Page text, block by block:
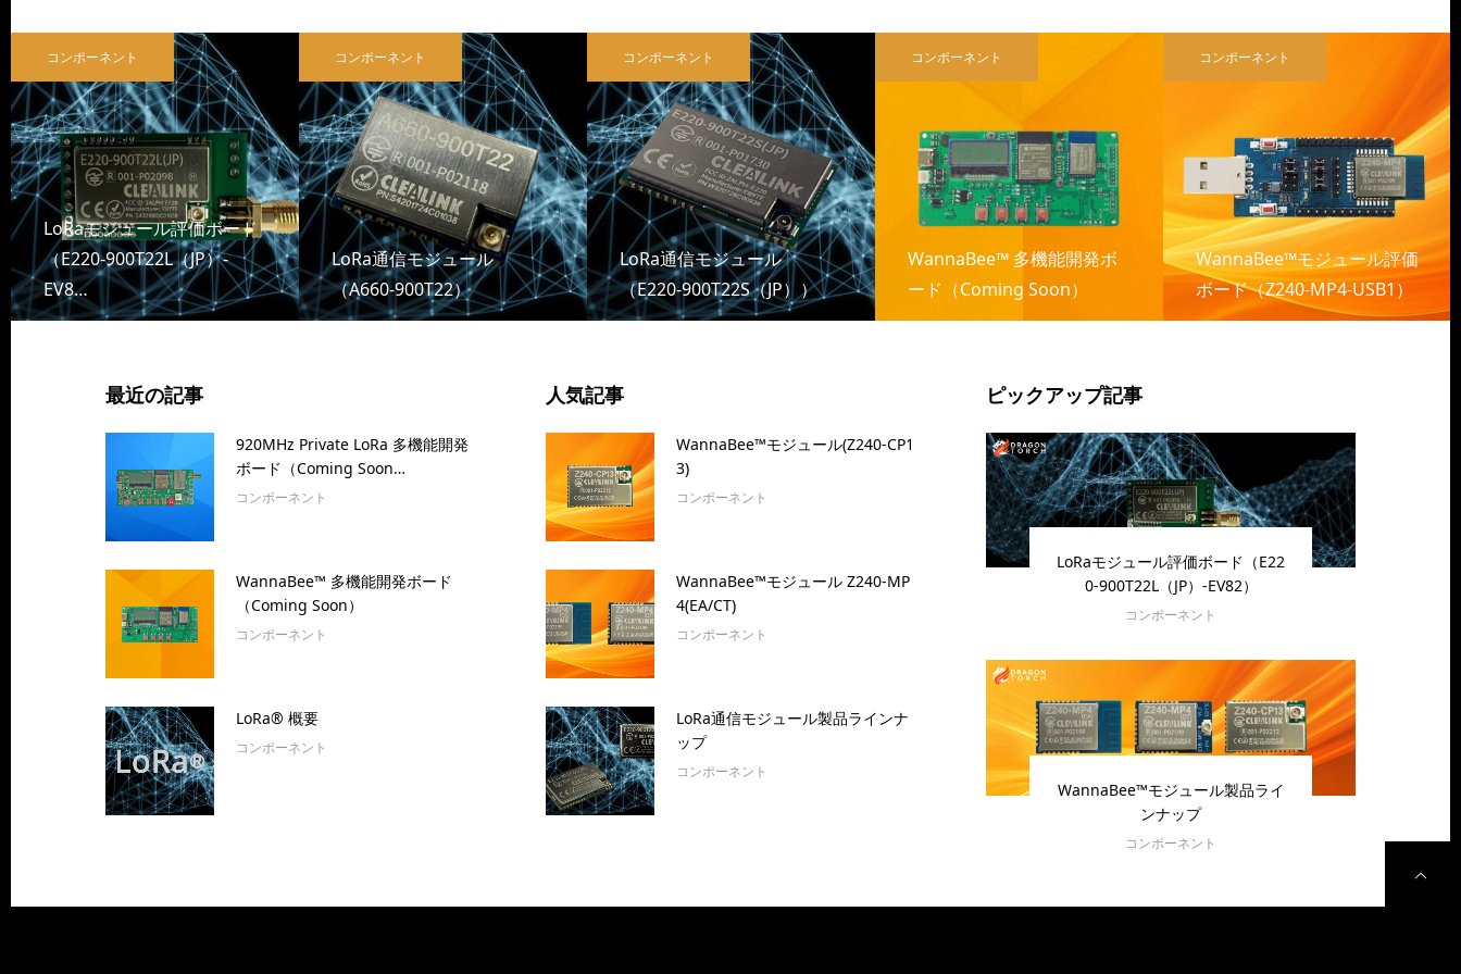
コンポーネント
LoRaモジュール評価ボード
（E220-900T22L（JP）-
EV8…
コンポーネント
LoRa通信モジュール
（A660-900T22）
コンポーネント
LoRa通信モジュール
（E220-900T22S（JP））
コンポーネント
WannaBee™ 多機能開発ボ
ード（Coming Soon）
コンポーネント
WannaBee™モジュール評価
ボード（Z240-MP4-USB1）
最近の記事
920MHz Private LoRa 多機能開発
ボード（Coming Soon…
コンポーネント
WannaBee™ 多機能開発ボード
（Coming Soon）
コンポーネント
LoRa® 概要
コンポーネント
人気記事
WannaBee™モジュール(Z240-CP1
3)
コンポーネント
WannaBee™モジュール Z240-MP
4(EA/CT)
コンポーネント
LoRa通信モジュール製品ラインナ
ップ
コンポーネント
ピックアップ記事
LoRaモジュール評価ボード（E22
0-900T22L（JP）-EV82）
コンポーネント
WannaBee™モジュール製品ライ
ンナップ
コンポーネント